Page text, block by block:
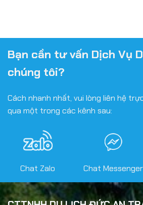
Bạn cần tư vấn Dịch Vụ
chúng tôi?
Cách nhanh nhất, vui lòng liên hệ
qua một trong các kênh sau:
Chat Zalo Chat Messenger